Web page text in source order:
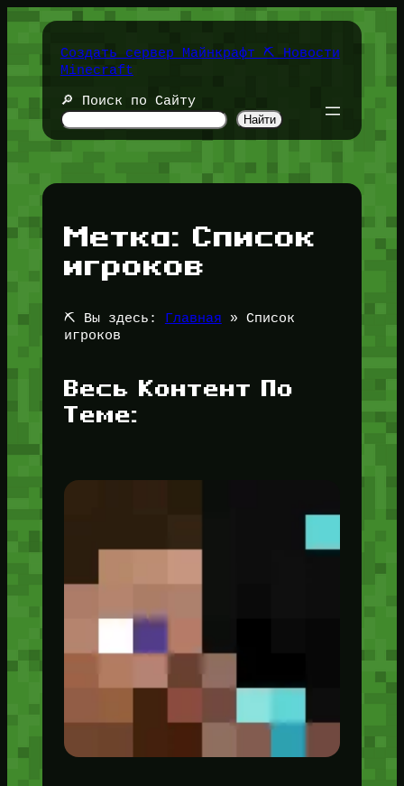
Перейти
содержимомуСоздать сервер Майнкрафт ⛏️ Новости
Minecraft
🔎 Поиск по Сайту
Найти
Метка: Список
игроков
⛏️ Вы здесь: Главная » Список
игроков
Весь Контент По
Теме: